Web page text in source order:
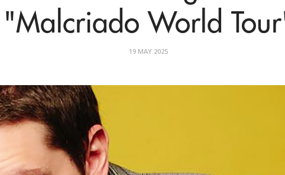
"Malcriado World
19 MAY 2025